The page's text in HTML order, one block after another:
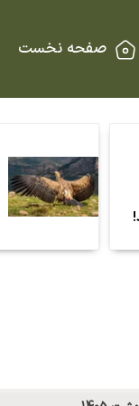
صفحه نخست